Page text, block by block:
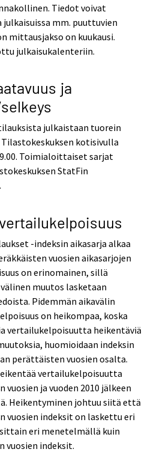
Tiedot voivat
julkaisuissa mm. puuttuvien
mittausjakso on kuukausi.
julkaisukalenteriin.
ja
julkaistaan tuorein
kotisivulla
Toimialoittaiset sarjat
StatFin
-indeksin aikasarja alkaa
vuosien aikasarjojen
on erinomainen, sillä
muutos lasketaan
Pidemmän aikavälin
on heikompaa, koska
vertailukelpoisuutta heikentäviä
huomioidaan indeksin
perättäisten vuosien osalta.
vertailukelpoisuutta
vuosien ja vuoden 2010 jälkeen
Heikentyminen johtuu siitä että
vuosien indeksit on laskettu eri
eri menetelmällä kuin
vuosien indeksit.